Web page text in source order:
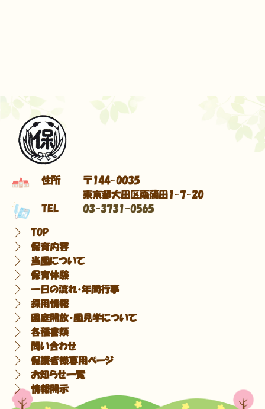
住所
〒144-0035
東京都大田区南蒲田1-7-20
TEL
03-3731-0565
TOP
保育内容
当園について
保育体験
一日の流れ・年間行事
採用情報
園庭開放・園見学について
各種書類
問い合わせ
保護者様専用ページ
お知らせ一覧
情報開示